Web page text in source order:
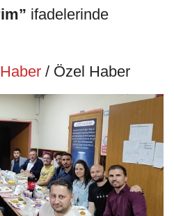
ifadelerinde
/ Özel Haber